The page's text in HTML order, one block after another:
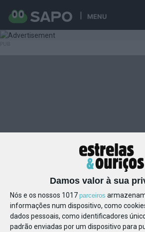
MENU
Damos valor à sua
Nós e os nossos 1017 parceiros
informações num dispositivo, como
dados pessoais, como identificadores
padrão enviadas por um dispositivo para